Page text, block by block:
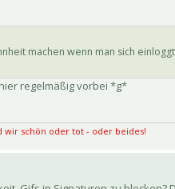
machen wenn man sich
regelmäßig vorbei *g*
wir schön oder tot - oder beides!